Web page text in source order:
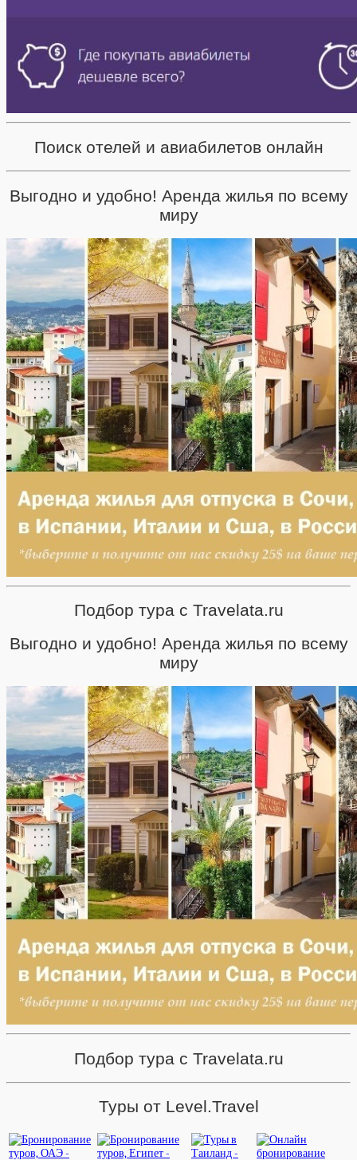
Поиск отелей и авиабилетов онлайн
Выгодно и удобно! Аренда жилья по всему
миру
Подбор тура с Travelata.ru
Выгодно и удобно! Аренда жилья по всему
миру
Подбор тура с Travelata.ru
Туры от Level.Travel